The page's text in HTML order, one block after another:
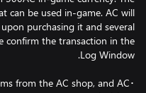
can be used in-game. AC will
purchasing it and several
confirm the transaction in the
from the AC shop, and AC